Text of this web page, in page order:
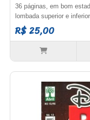
36 páginas, em bom
lombada superior e
R$ 25,00